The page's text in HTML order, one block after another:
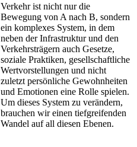
Verkehr ist nicht nur die
Bewegung von A nach B, sondern
ein komplexes System, in dem
neben der Infrastruktur und den
Verkehrsträgern auch Gesetze,
soziale Praktiken, gesellschaftliche
Wertvorstellungen und nicht
zuletzt persönliche Gewohnheiten
und Emotionen eine Rolle spielen.
Um dieses System zu verändern,
brauchen wir einen tiefgreifenden
Wandel auf all diesen Ebenen.